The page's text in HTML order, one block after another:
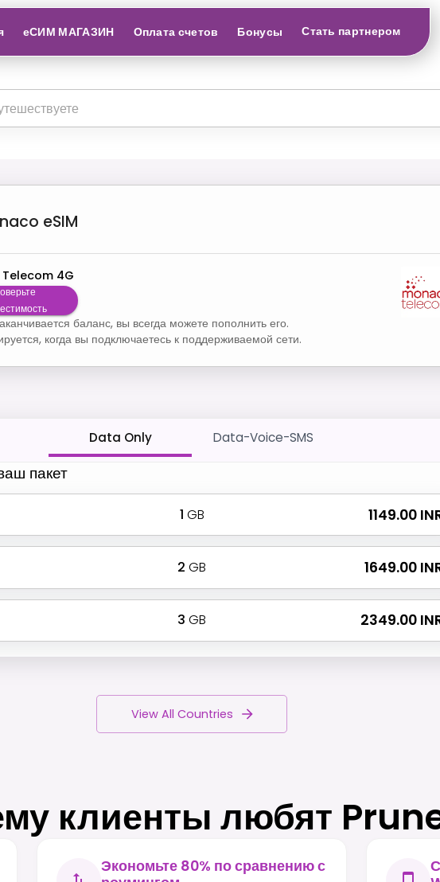
еСИМ МАГАЗИН Оплата счетов Бонусы Стать партнером
eSIM
4G
баланс, вы всегда можете пополнить его.
когда вы подключаетесь к поддерживаемой сети.
Data Only Data-Voice-SMS
пакет
1 GB ₹ 1149.00
2 GB ₹ 1649.00
3 GB ₹ 2349.00
View All Countries
клиенты любят
Экономьте 80% по сравнению с